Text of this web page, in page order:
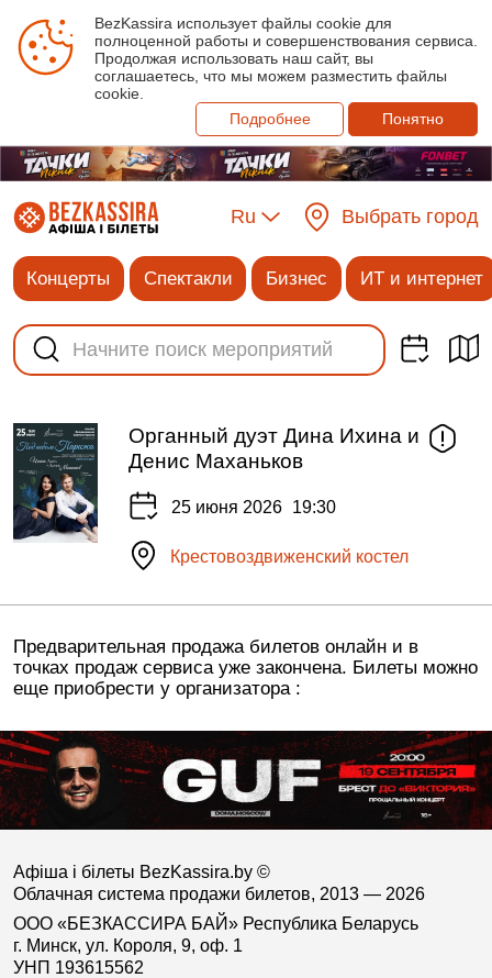
BezKassira использует файлы cookie для
полноценной работы и совершенствования сервиса.
Продолжая использовать наш сайт, вы
соглашаетесь, что мы можем разместить файлы
cookie.
Подробнее
Понятно
Ru Выбрать город
Концерты Спектакли Бизнес ИТ и интернет
Органный дуэт Дина Ихина и
Денис Маханьков
25 июня 2026 19:30
Крестовоздвиженский костел
Предварительная продажа билетов онлайн и в
точках продаж сервиса уже закончена. Билеты можно
еще приобрести у организатора :
Афіша і білеты BezKassira.by ©
Облачная система продажи билетов, 2013 — 2026
ООО «БЕЗКАССИРА БАЙ» Республика Беларусь
г. Минск, ул. Короля, 9, оф. 1
УНП 193615562